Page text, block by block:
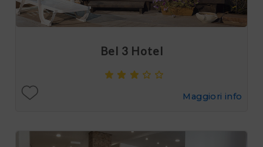
Bel 3 Hotel
Maggiori info